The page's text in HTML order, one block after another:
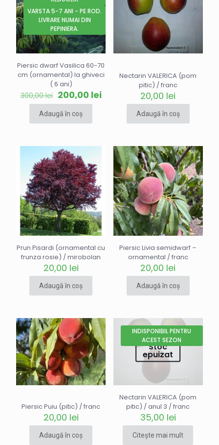
VARSTA 5-7 ANI - PE ROD.
LIVRARE NUMAI DIN
PEPINIERA.
Piersic dwarf Vasilica 60-70
cm (ornamental) la ghiveci
( 6 ani)
300,00lei Prețul
inițial
a
fost:
200,00 leiPrețul
curent
200,00 lei.
Adaugă în coș
Nectarin VALERICA (pom
pitic) / franc
20,00 lei
Adaugă în coș
Prun Pisardi (ornamental cu
frunza rosie) / mirobolan
20,00 lei
Adaugă în coș
Piersic Livia semidwarf –
ornamental / franc
20,00 lei
Adaugă în coș
Piersic Puiu (pitic) / franc
20,00 lei
Adaugă în coș
INDISPONIBIL PENTRU
ACEST SEZON
Stoc
epuizat
Nectarin VALERICA (pom
pitic) / anul 3 / franc
35,00 lei
Citește mai mult